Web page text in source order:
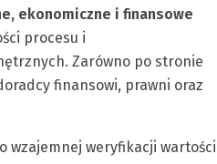
ekonomiczne i finansowe
procesu i
Zarówno po stronie
finansowi, prawni oraz
wzajemnej weryfikacji wartości